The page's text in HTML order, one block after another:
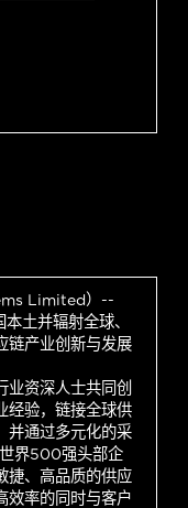
Limited）--
土并辐射全球、
链产业创新与发展
业资深人士共同创
经验，链接全球供
并通过多元化的采
界500强头部企
捷、高品质的供应
效率的同时与客户